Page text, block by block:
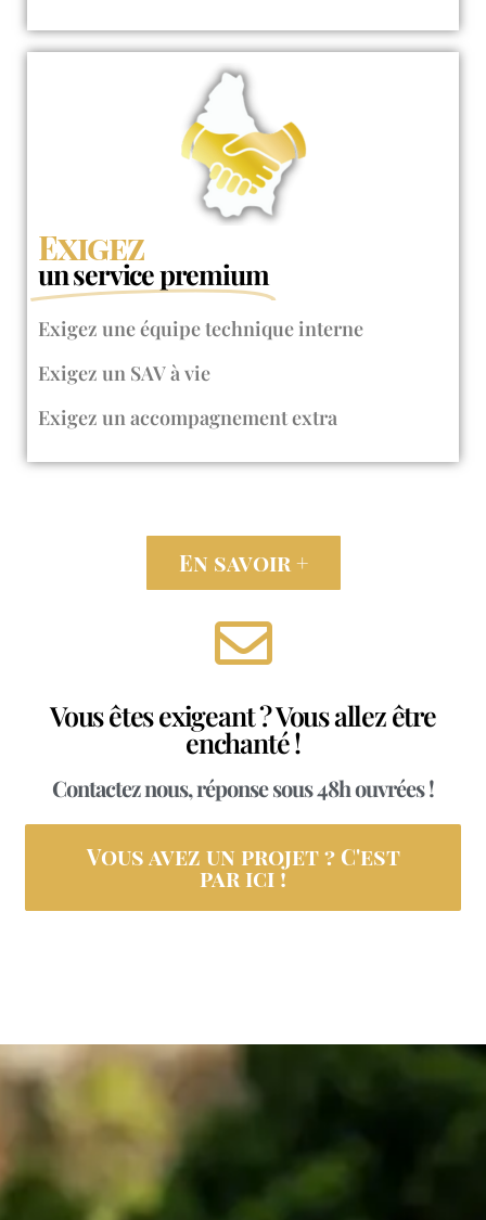
Exigez
un service premium
Exigez une équipe technique interne​
Exigez un SAV à vie
Exigez un accompagnement extra
En savoir +
Vous êtes exigeant ? Vous allez être
enchanté !
Contactez nous, réponse sous 48h ouvrées !
Vous avez un projet ? C'est
par ici !